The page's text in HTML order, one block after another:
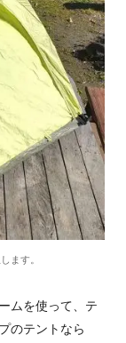
ます。
ムを使って、テ
のテントなら